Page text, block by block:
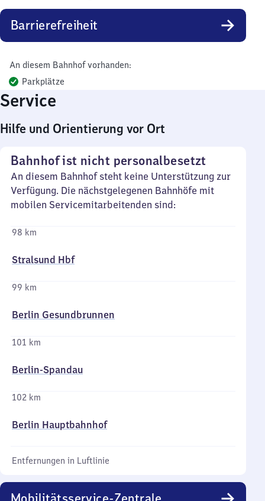
Barrierefreiheit
An diesem Bahnhof vorhanden:
Parkplätze
Service
Hilfe und Orientierung vor Ort
Bahnhof ist nicht personalbesetzt
An diesem Bahnhof steht keine Unterstützung zur
Verfügung. Die nächstgelegenen Bahnhöfe mit
mobilen Servicemitarbeitenden sind:
98 km
Stralsund Hbf
99 km
Berlin Gesundbrunnen
101 km
Berlin-Spandau
102 km
Berlin Hauptbahnhof
Entfernungen in Luftlinie